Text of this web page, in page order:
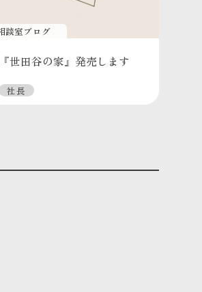
談室ブログ
『世田谷の家』発売します
社長